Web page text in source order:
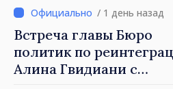
и за рубежом, что
заслуживает стать
большой европейской
семьи»
/ 1 день назад
Встреча главы Бюро
политик по
Алина Гвидиани с